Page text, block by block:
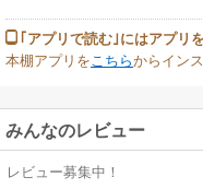
｢アプリで読む｣にはアプリ
本棚アプリを こちらからイン
みんなのレビュー
レビュー募集中！